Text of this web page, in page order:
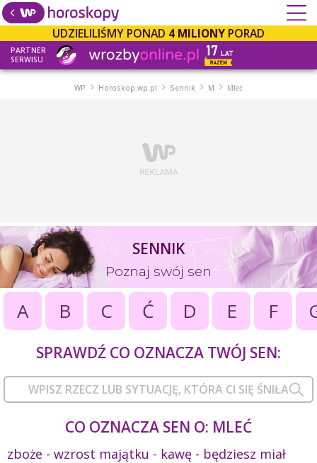
UDZIELILIŚMY PONAD 4 MILIONY PORAD
PARTNER
SERWISU
WP Horoskop.wp.pl Sennik M Mleć
SENNIK
Poznaj swój sen
A B C Ć D E F
SPRAWDŹ CO OZNACZA TWÓJ SEN:
CO OZNACZA SEN O: MLEĆ
zboże - wzrost majątku - kawę - będziesz miał